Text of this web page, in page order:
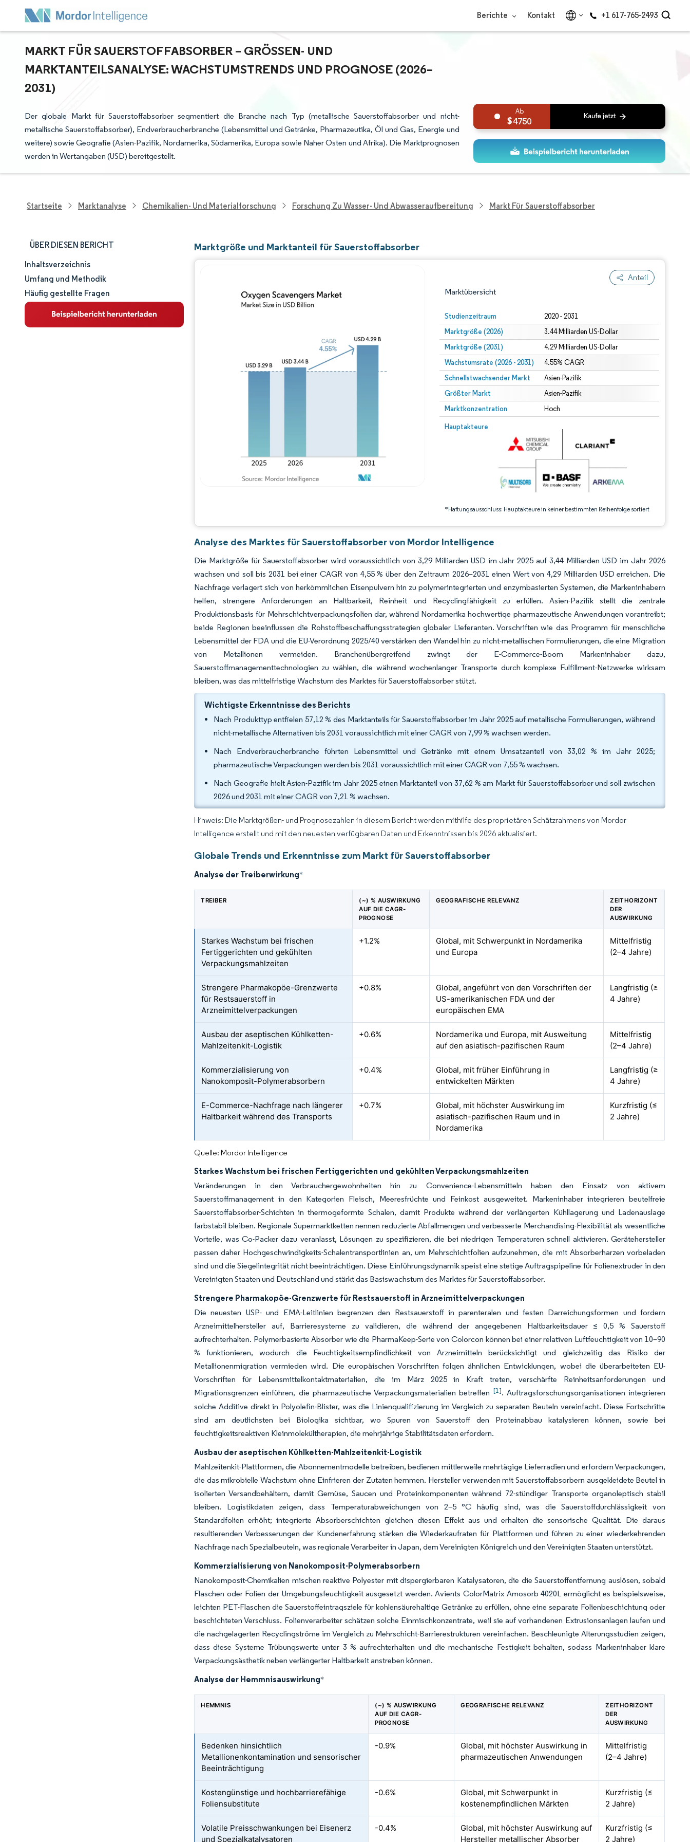
Berichte Kontakt +1 617-765-2493
MARKT FÜR SAUERSTOFFABSORBER – GRÖSSEN- UND M
ARKTANTEILSANALYSE: WACHSTUMSTRENDS UND PROGNOSE (2026–2
031)
Der globale Markt für Sauerstoffabsorber segmentiert die Branche nach Typ (metallische Sauerstoffabsorber und nicht-
metallische Sauerstoffabsorber), Endverbraucherbranche (Lebensmittel und Getränke, Pharmazeutika, Öl und Gas, Energie und
weitere) sowie Geografie (Asien-Pazifik, Nordamerika, Südamerika, Europa sowie Naher Osten und Afrika). Die Marktprognosen
werden in Wertangaben (USD) bereitgestellt.
4750
Startseite Marktanalyse Chemikalien- Und Materialforschung Forschung Zu Wasser- Und Abwasseraufbereitung Markt Für Sauerstoffabsorber
ÜBER DIESEN BERICHT
Marktgröße und -anteil
Marktanalyse
Trends und Einblicke
Inhaltsverzeichnis
Umfang und Methodik
Häufig gestellte Fragen
Marktgröße und Marktanteil für Sauerstoffabsorber
Anteil
Marktübersicht
Studienzeitraum 2020 - 2031
Marktgröße (2026) 3.44 Milliarden US-Dollar
Marktgröße (2031) 4.29 Milliarden US-Dollar
Wachstumsrate (2026 - 2031) 4.55% CAGR
Schnellstwachsender Markt Asien-Pazifik
Größter Markt Asien-Pazifik
Marktkonzentration Hoch
Hauptakteure
*Haftungsausschluss: Hauptakteure in keiner bestimmten Reihenfolge sortiert
Bild © Mordor Intelligence. Wiederverwendung erfordert Namensnennung gemäß CC BY 4.0.
Bild © Mordor Intelligence. Wiederverwendung erfordert Namensnennung gemäß CC BY 4.0.
Analyse des Marktes für Sauerstoffabsorber von Mordor Intelligence
Die Marktgröße für Sauerstoffabsorber wird voraussichtlich von 3,29 Milliarden USD im Jahr 2025 auf 3,44 Milliarden USD im Jahr 2026
wachsen und soll bis 2031 bei einer CAGR von 4,55 % über den Zeitraum 2026–2031 einen Wert von 4,29 Milliarden USD erreichen. Die
Nachfrage verlagert sich von herkömmlichen Eisenpulvern hin zu polymerintegrierten und enzymbasierten Systemen, die Markeninhabern
helfen, strengere Anforderungen an Haltbarkeit, Reinheit und Recyclingfähigkeit zu erfüllen. Asien-Pazifik stellt die zentrale
Produktionsbasis für Mehrschichtverpackungsfolien dar, während Nordamerika hochwertige pharmazeutische Anwendungen vorantreibt;
beide Regionen beeinflussen die Rohstoffbeschaffungsstrategien globaler Lieferanten. Vorschriften wie das Programm für menschliche
Lebensmittel der FDA und die EU-Verordnung 2025/40 verstärken den Wandel hin zu nicht-metallischen Formulierungen, die eine Migration
von Metallionen vermeiden. Branchenübergreifend zwingt der E-Commerce-Boom Markeninhaber dazu,
Sauerstoffmanagementtechnologien zu wählen, die während wochenlanger Transporte durch komplexe Fulfillment-Netzwerke wirksam
bleiben, was das mittelfristige Wachstum des Marktes für Sauerstoffabsorber stützt.
Wichtigste Erkenntnisse des Berichts
Nach Produkttyp entfielen 57,12 % des Marktanteils für Sauerstoffabsorber im Jahr 2025 auf metallische Formulierungen, während
nicht-metallische Alternativen bis 2031 voraussichtlich mit einer CAGR von 7,99 % wachsen werden.
Nach Endverbraucherbranche führten Lebensmittel und Getränke mit einem Umsatzanteil von 33,02 % im Jahr 2025;
pharmazeutische Verpackungen werden bis 2031 voraussichtlich mit einer CAGR von 7,55 % wachsen.
Nach Geografie hielt Asien-Pazifik im Jahr 2025 einen Marktanteil von 37,62 % am Markt für Sauerstoffabsorber und soll zwischen
2026 und 2031 mit einer CAGR von 7,21 % wachsen.
Hinweis: Die Marktgrößen- und Prognosezahlen in diesem Bericht werden mithilfe des proprietären Schätzrahmens von Mordor
Intelligence erstellt und mit den neuesten verfügbaren Daten und Erkenntnissen bis 2026 aktualisiert.
Globale Trends und Erkenntnisse zum Markt für Sauerstoffabsorber
Analyse der Treiberwirkung*
TREIBER
(~) % AUSWIRKUNG
AUF DIE CAGR-
PROGNOSE
GEOGRAFISCHE RELEVANZ
ZEITHORIZONT
DER
AUSWIRKUNG
Starkes Wachstum bei frischen
Fertiggerichten und gekühlten
Verpackungsmahlzeiten
+1.2%
Global, mit Schwerpunkt in Nordamerika
und Europa
Mittelfristig
(2–4 Jahre)
Strengere Pharmakopöe-Grenzwerte
für Restsauerstoff in
Arzneimittelverpackungen
+0.8%
Global, angeführt von den Vorschriften der
US-amerikanischen FDA und der
europäischen EMA
Langfristig (≥
4 Jahre)
Ausbau der aseptischen Kühlketten-
Mahlzeitenkit-Logistik
+0.6%
Nordamerika und Europa, mit Ausweitung
auf den asiatisch-pazifischen Raum
Mittelfristig
(2–4 Jahre)
Kommerzialisierung von
Nanokomposit-Polymerabsorbern
+0.4%
Global, mit früher Einführung in
entwickelten Märkten
Langfristig (≥
4 Jahre)
E-Commerce-Nachfrage nach längerer
Haltbarkeit während des Transports
+0.7%
Global, mit höchster Auswirkung im
asiatisch-pazifischen Raum und in
Nordamerika
Kurzfristig (≤
2 Jahre)
Quelle: Mordor Intelligence
Starkes Wachstum bei frischen Fertiggerichten und gekühlten Verpackungsmahlzeiten
Veränderungen in den Verbrauchergewohnheiten hin zu Convenience-Lebensmitteln haben den Einsatz von aktivem
Sauerstoffmanagement in den Kategorien Fleisch, Meeresfrüchte und Feinkost ausgeweitet. Markeninhaber integrieren beutelfreie
Sauerstoffabsorber-Schichten in thermogeformte Schalen, damit Produkte während der verlängerten Kühllagerung und Ladenauslage
farbstabil bleiben. Regionale Supermarktketten nennen reduzierte Abfallmengen und verbesserte Merchandising-Flexibilität als wesentliche
Vorteile, was Co-Packer dazu veranlasst, Lösungen zu spezifizieren, die bei niedrigen Temperaturen schnell aktivieren. Gerätehersteller
passen daher Hochgeschwindigkeits-Schalentransportlinien an, um Mehrschichtfolien aufzunehmen, die mit Absorberharzen vorbeladen
sind und die Siegelintegrität nicht beeinträchtigen. Diese Einführungsdynamik speist eine stetige Auftragspipeline für Folienextruder in den
Vereinigten Staaten und Deutschland und stärkt das Basiswachstum des Marktes für Sauerstoffabsorber.
Strengere Pharmakopöe-Grenzwerte für Restsauerstoff in Arzneimittelverpackungen
Die neuesten USP- und EMA-Leitlinien begrenzen den Restsauerstoff in parenteralen und festen Darreichungsformen und fordern
Arzneimittelhersteller auf, Barrieresysteme zu validieren, die während der angegebenen Haltbarkeitsdauer ≤ 0,5 % Sauerstoff
aufrechterhalten. Polymerbasierte Absorber wie die PharmaKeep-Serie von Colorcon können bei einer relativen Luftfeuchtigkeit von 10–90
% funktionieren, wodurch die Feuchtigkeitsempfindlichkeit von Arzneimitteln berücksichtigt und gleichzeitig das Risiko der
Metallionenmigration vermieden wird. Die europäischen Vorschriften folgen ähnlichen Entwicklungen, wobei die überarbeiteten EU-
Vorschriften für Lebensmittelkontaktmaterialien, die im März 2025 in Kraft treten, verschärfte Reinheitsanforderungen und
Migrationsgrenzen einführen, die pharmazeutische Verpackungsmaterialien betreffen [1]. Auftragsforschungsorganisationen integrieren
solche Additive direkt in Polyolefin-Blister, was die Linienqualifizierung im Vergleich zu separaten Beuteln vereinfacht. Diese Fortschritte
sind am deutlichsten bei Biologika sichtbar, wo Spuren von Sauerstoff den Proteinabbau katalysieren können, sowie bei
feuchtigkeitsreaktiven Kleinmolekültherapien, die mehrjährige Stabilitätsdaten erfordern.
Ausbau der aseptischen Kühlketten-Mahlzeitenkit-Logistik
Mahlzeitenkit-Plattformen, die Abonnementmodelle betreiben, bedienen mittlerweile mehrtägige Lieferradien und erfordern Verpackungen,
die das mikrobielle Wachstum ohne Einfrieren der Zutaten hemmen. Hersteller verwenden mit Sauerstoffabsorbern ausgekleidete Beutel in
isolierten Versandbehältern, damit Gemüse, Saucen und Proteinkomponenten während 72-stündiger Transporte organoleptisch stabil
bleiben. Logistikdaten zeigen, dass Temperaturabweichungen von 2–5 °C häufig sind, was die Sauerstoffdurchlässigkeit von
Standardfolien erhöht; integrierte Absorberschichten gleichen diesen Effekt aus und erhalten die sensorische Qualität. Die daraus
resultierenden Verbesserungen der Kundenerfahrung stärken die Wiederkaufraten für Plattformen und führen zu einer wiederkehrenden
Nachfrage nach Spezialbeuteln, was regionale Verarbeiter in Japan, dem Vereinigten Königreich und den Vereinigten Staaten unterstützt.
Kommerzialisierung von Nanokomposit-Polymerabsorbern
Nanokomposit-Chemikalien mischen reaktive Polyester mit dispergierbaren Katalysatoren, die die Sauerstoffentfernung auslösen, sobald
Flaschen oder Folien der Umgebungsfeuchtigkeit ausgesetzt werden. Avients ColorMatrix Amosorb 4020L ermöglicht es beispielsweise,
leichten PET-Flaschen die Sauerstoffeintragsziele für kohlensäurehaltige Getränke zu erfüllen, ohne eine separate Folienbeschichtung oder
beschichteten Verschluss. Folienverarbeiter schätzen solche Einmischkonzentrate, weil sie auf vorhandenen Extrusionsanlagen laufen und
die nachgelagerten Recyclingströme im Vergleich zu Mehrschicht-Barrierestrukturen vereinfachen. Beschleunigte Alterungsstudien zeigen,
dass diese Systeme Trübungswerte unter 3 % aufrechterhalten und die mechanische Festigkeit behalten, sodass Markeninhaber klare
Verpackungsästhetik neben verlängerter Haltbarkeit anstreben können.
Analyse der Hemmnisauswirkung*
HEMMNIS
(~) % AUSWIRKUNG
AUF DIE CAGR-
PROGNOSE
GEOGRAFISCHE RELEVANZ
ZEITHORIZONT
DER
AUSWIRKUNG
Bedenken hinsichtlich
Metallionenkontamination und sensorischer
Beeinträchtigung
-0.9%
Global, mit höchster Auswirkung in
pharmazeutischen Anwendungen
Mittelfristig
(2–4 Jahre)
Kostengünstige und hochbarrierefähige
Foliensubstitute
-0.6%
Global, mit Schwerpunkt in
kostenempfindlichen Märkten
Kurzfristig (≤
2 Jahre)
Volatile Preisschwankungen bei Eisenerz
und Spezialkatalysatoren
-0.4%
Global, mit höchster Auswirkung auf
Hersteller metallischer Absorber
Kurzfristig (≤
2 Jahre)